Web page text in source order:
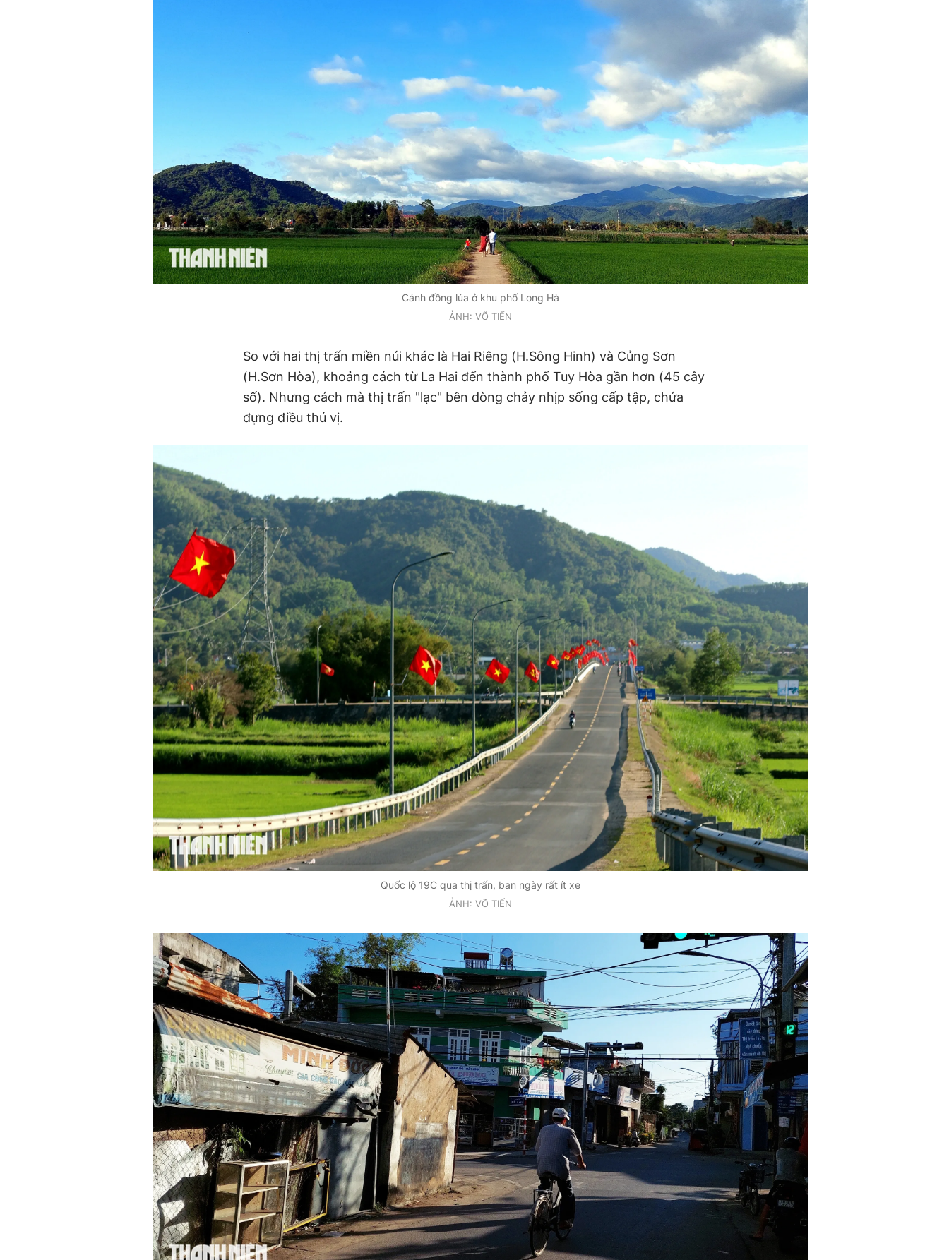
Cánh đồng lúa ở khu phố Long Hà
ẢNH: VÕ TIẾN
So với hai thị trấn miền núi khác là Hai Riêng (H.Sông Hinh) và Củng Sơn
(H.Sơn Hòa), khoảng cách từ La Hai đến thành phố Tuy Hòa gần hơn (45 cây
số). Nhưng cách mà thị trấn "lạc" bên dòng chảy nhịp sống cấp tập, chứa
đựng điều thú vị.
Quốc lộ 19C qua thị trấn, ban ngày rất ít xe
ẢNH: VÕ TIẾN